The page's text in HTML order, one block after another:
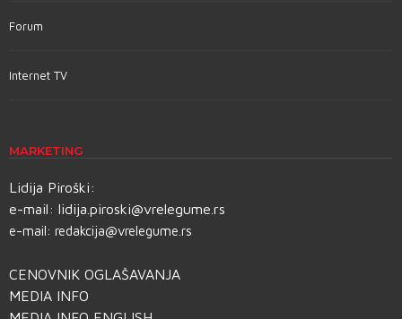
Forum
Internet TV
MARKETING
Lidija Piroški:
e-mail: lidija.piroski@vrelegume.rs
e-mail: redakcija@vrelegume.rs
CENOVNIK OGLAŠAVANJA
MEDIA INFO